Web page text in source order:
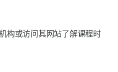
构或访问其网站了解课程时